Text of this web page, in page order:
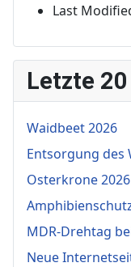
Last
Letzte
Waidbeet 2026
Entsorgung des
Osterkrone 2026
MDR-Drehtag
Neue